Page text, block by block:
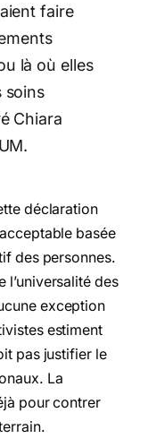
faire
là où elles
soins
Chiara
déclaration
basée
des personnes.
l’universalité des
exception
estiment
pas justifier le
La
pour contrer